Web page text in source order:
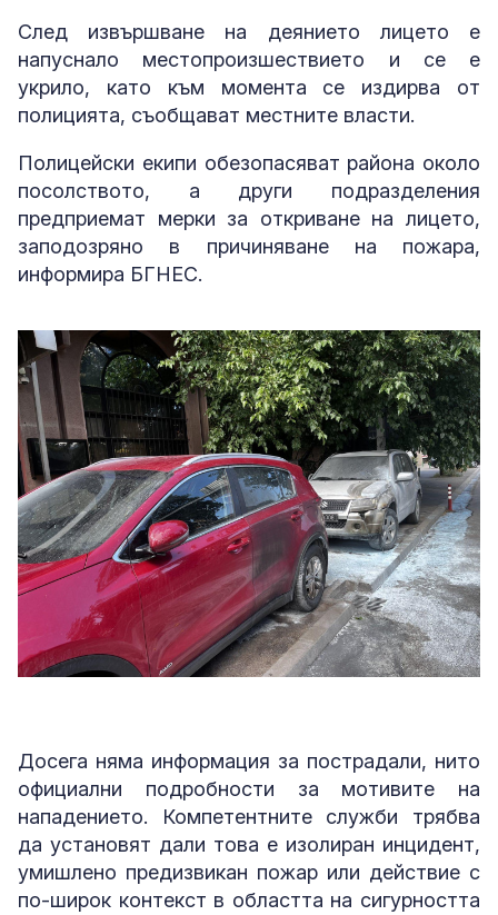
След извършване на деянието лицето е
напуснало местопроизшествието и се е
укрило, като към момента се издирва от
полицията, съобщават местните власти.
Полицейски екипи обезопасяват района около
посолството, а други подразделения
предприемат мерки за откриване на лицето,
заподозряно в причиняване на пожара,
информира БГНЕС.
Досега няма информация за пострадали, нито
официални подробности за мотивите на
нападението. Компетентните служби трябва
да установят дали това е изолиран инцидент,
умишлено предизвикан пожар или действие с
по-широк контекст в областта на сигурността